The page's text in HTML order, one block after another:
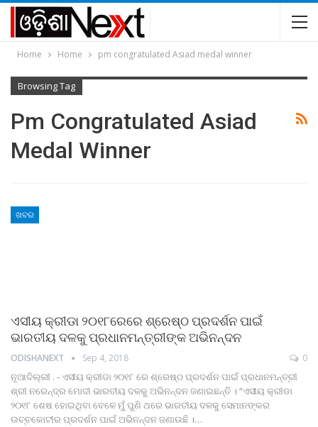
Home Home pm congratulated Asiad medal winner
Browsing Tag
Pm Congratulated Asiad
Medal Winner
ଖବର
ଏସୀୟ କ୍ରୀଡା ୨୦୧୮ରେରେ ଶ୍ରେଷ୍ଠ ପ୍ରଦର୍ଶନ ପାଇଁ
ଭାରତୀୟ ଦଳକୁ ପ୍ରଧାନମନ୍ତ୍ରୀଙ୍କ ଅଭିନନ୍ଦନ
ODISHANEXT Sep 4, 2018 0
ନୂଆଦିଲ୍ଲୀ . - ଏସୀୟ କ୍ରୀଡା ୨୦୧୮ ରେ ଶ୍ରେଷ୍ଠ ପ୍ରଦର୍ଶନ ପାଇଁ ପ୍ରଧାନମନ୍ତ୍ରୀ
ଶ୍ରୀ ନରେନ୍ଦ୍ର ମୋଦୀ ଭାରତୀୟ ଦଳକୁ ଅଭିନନ୍ଦନ ଜଣାଇଛନ୍ତି । “ଏସୀୟ କ୍ରୀଡା
୨୦୧୮ ଶେଷ ହୋଇଥିବା ବେଳେ ମୁଁ ପୁଣି ଥରେ ଭାରତୀୟ ଦଳକୁ ସେମାନଙ୍କର
ଉଚ୍ଚକୋଟୀର ପ୍ରଦର୍ଶନ ପାଇଁ ଅଭିନନ୍ଦନ ଜଣାଉଛି ।…